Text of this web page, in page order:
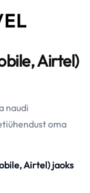
Airtel)
naudi
oma
Airtel) jaoks